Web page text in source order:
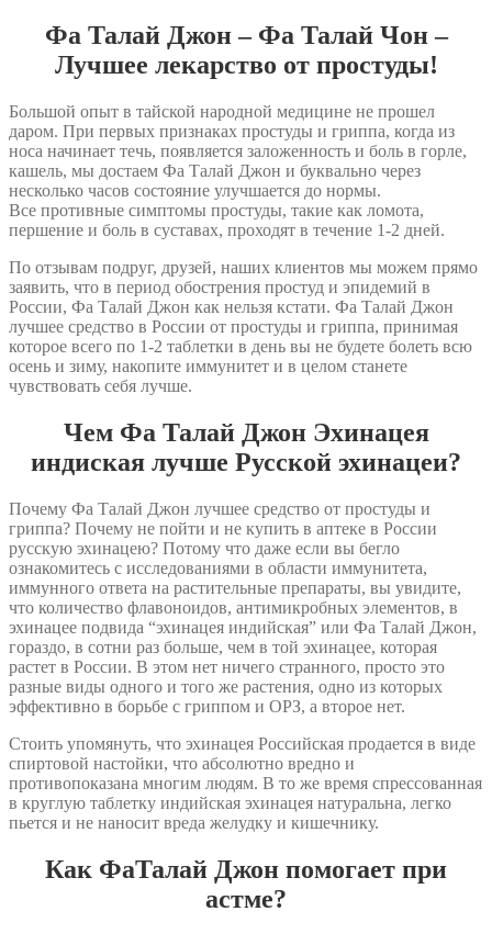
Фа Талай Джон – Фа Талай Чон –
Лучшее лекарство от простуды!
Большой опыт в тайской народной медицине не прошел
даром. При первых признаках простуды и гриппа, когда из
носа начинает течь, появляется заложенность и боль в горле,
кашель, мы достаем Фа Талай Джон и буквально через
несколько часов состояние улучшается до нормы.
Все противные симптомы простуды, такие как ломота,
першение и боль в суставах, проходят в течение 1-2 дней.
По отзывам подруг, друзей, наших клиентов мы можем прямо
заявить, что в период обострения простуд и эпидемий в
России, Фа Талай Джон как нельзя кстати. Фа Талай Джон
лучшее средство в России от простуды и гриппа, принимая
которое всего по 1-2 таблетки в день вы не будете болеть всю
осень и зиму, накопите иммунитет и в целом станете
чувствовать себя лучше.
Чем Фа Талай Джон Эхинацея
индиская лучше Русской эхинацеи?
Почему Фа Талай Джон лучшее средство от простуды и
гриппа? Почему не пойти и не купить в аптеке в России
русскую эхинацею? Потому что даже если вы бегло
ознакомитесь с исследованиями в области иммунитета,
иммунного ответа на растительные препараты, вы увидите,
что количество флавоноидов, антимикробных элементов, в
эхинацее подвида “эхинацея индийская” или Фа Талай Джон,
гораздо, в сотни раз больше, чем в той эхинацее, которая
растет в России. В этом нет ничего странного, просто это
разные виды одного и того же растения, одно из которых
эффективно в борьбе с гриппом и ОРЗ, а второе нет.
Стоить упомянуть, что эхинацея Российская продается в виде
спиртовой настойки, что абсолютно вредно и
противопоказана многим людям. В то же время спрессованная
в круглую таблетку индийская эхинацея натуральна, легко
пьется и не наносит вреда желудку и кишечнику.
Как ФаТалай Джон помогает при
астме?